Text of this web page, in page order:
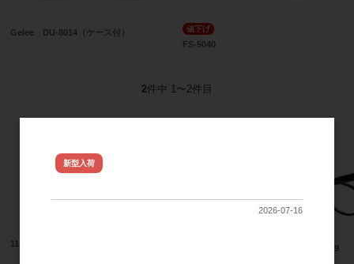
Gelee DU-8014（ケース付） 値下げ
FS-5040
2件中 1〜2件目
11247 11289
新型入荷
2026-07-16